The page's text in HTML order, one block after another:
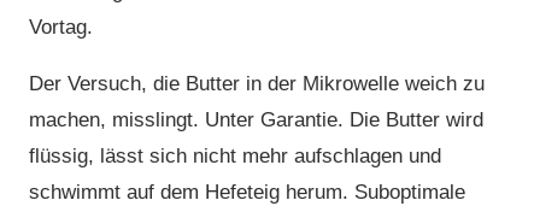
Vortag.
Der Versuch, die Butter in der Mikrowelle weich zu
machen, misslingt. Unter Garantie. Die Butter wird
flüssig, lässt sich nicht mehr aufschlagen und
schwimmt auf dem Hefeteig herum. Suboptimale